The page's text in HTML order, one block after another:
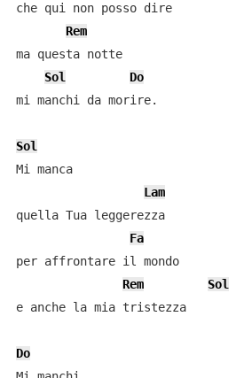
che qui non posso dire
Rem
ma questa notte
Sol
Do
mi manchi da morire.
Sol
Mi manca
Lam
quella Tua leggerezza
Fa
per affrontare il mondo
Rem
Sol
e anche la mia tristezza
Do